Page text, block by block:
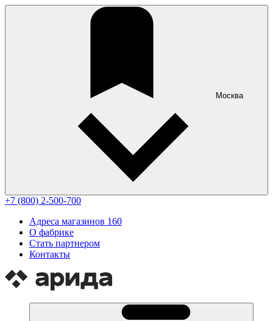
Москва
+7 (800) 2-500-700
Адреса магазинов 160
О фабрике
Стать партнером
Контакты